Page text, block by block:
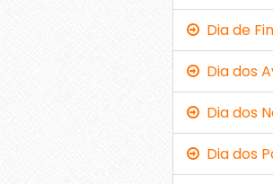
Dia de
Dia dos
Dia dos
Dia dos